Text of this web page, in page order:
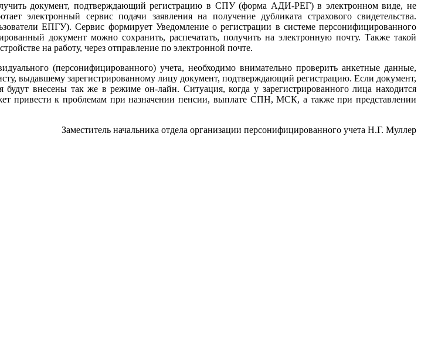
документ, подтверждающий регистрацию в СПУ (форма АДИ-РЕГ) в электронном виде, не
сервис подачи заявления на получение дубликата страхового свидетельства.
ЕПГУ). Сервис формирует Уведомление о регистрации в системе персонифицированного
документ можно сохранить, распечатать, получить на электронную почту. Также такой
на работу, через отправление по электронной почте.
(персонифицированного) учета, необходимо внимательно проверить анкетные данные,
выдавшему зарегистрированному лицу документ, подтверждающий регистрацию. Если документ,
внесены так же в режиме он-лайн. Ситуация, когда у зарегистрированного лица находится
привести к проблемам при назначении пенсии, выплате СПН, МСК, а также при представлении
Заместитель начальника отдела организации персонифицированного учета Н.Г. Муллер